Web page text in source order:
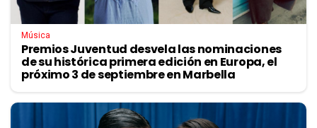
Música
Premios Juventud desvela las nominaciones
de su histórica primera edición en Europa, el
próximo 3 de septiembre en Marbella